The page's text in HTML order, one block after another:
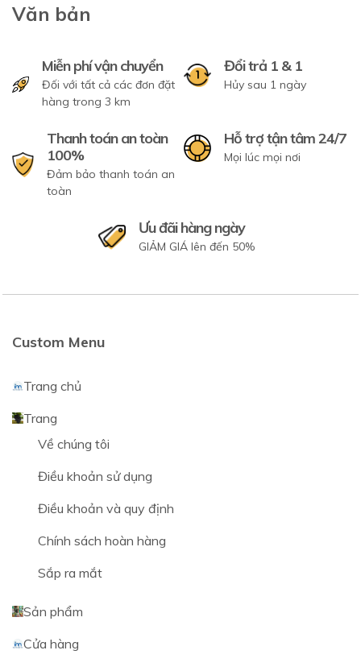
Văn bản
Miễn phí vận chuyển
Đối với tất cả các đơn đặt
hàng trong 3 km
Đổi trả 1 & 1
Hủy sau 1 ngày
Thanh toán an toàn
100%
Đảm bảo thanh toán an
toàn
Hỗ trợ tận tâm 24/7
Mọi lúc mọi nơi
Ưu đãi hàng ngày
GIẢM GIÁ lên đến 50%
Custom Menu
Trang chủ
Trang
Về chúng tôi
Điều khoản sử dụng
Điều khoản và quy định
Chính sách hoàn hàng
Sắp ra mắt
Sản phẩm
Cửa hàng